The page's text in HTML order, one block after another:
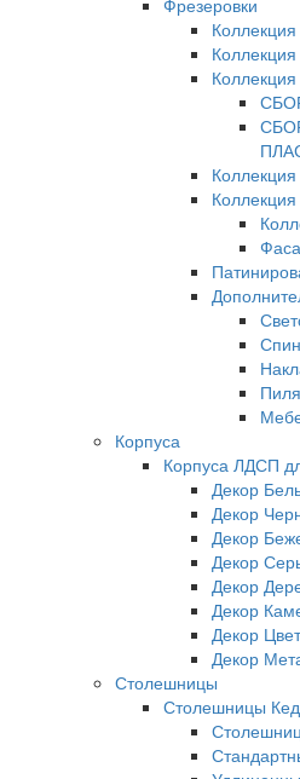
Корпуса
Корпуса ЛДСП
Декор
Декор
Декор
Декор
Декор
Декор
Декор
Декор
Столешницы
Столешницы